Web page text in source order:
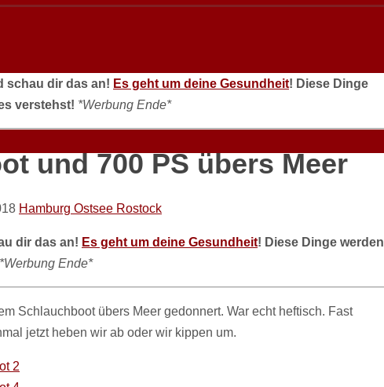
schau dir das an! Es geht um deine Gesundheit! Diese Dinge
verstehst! *Werbung Ende*
und 700 PS übers Meer
Hamburg Ostsee Rostock
dir das an! Es geht um deine Gesundheit! Diese Dinge werden
*Werbung Ende*
Schlauchboot übers Meer gedonnert. War echt heftisch. Fast
jetzt heben wir ab oder wir kippen um.